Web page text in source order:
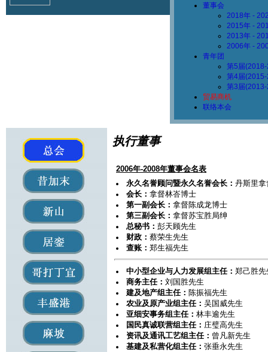
董事会
2018年 -
2015年 -
2013年 -
2006年 -
青年团
第5届
第4届
第3届
贸易商机
联络本会
执行董事
2006年-2008年董事会名表
永久名誉顾问暨永久名誉会长： 丹斯里
会长： 拿督林峇博士
第一副会长： 拿督陈成龙博士
第三副会长： 拿督苏宝胜局绅
总秘书： 彭天顾先生
财政： 蔡荣生先生
查账： 郑生福先生
中小型企业与人力发展组主任： 郑己胜先
商务主任： 刘国胜先生
建及地产组主任： 陈振福先生
农业及原产业组主任： 吴国威先生
亚细安事务组主任： 林丰逾先生
国民真诚联营组主任： 庄璧高先生
资讯及通讯工艺组主任： 曾凡新先生
基建及私营化组主任： 张垂永先生